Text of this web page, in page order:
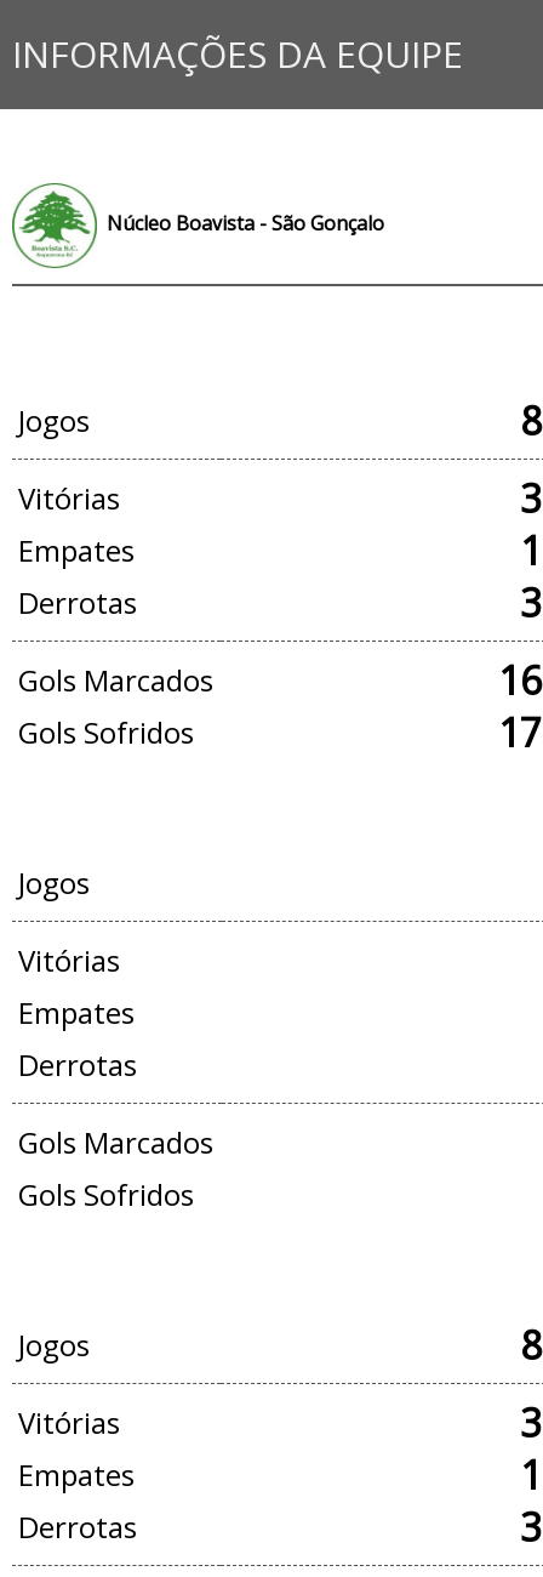
INFORMAÇÕES DA EQUIPE
Núcleo Boavista - São Gonçalo
Jogos
Vitórias
Empates
Derrotas
Gols Marcados
Gols Sofridos
Jogos
Vitórias
Empates
Derrotas
Gols Marcados
Gols Sofridos
Jogos
Vitórias
Empates
Derrotas